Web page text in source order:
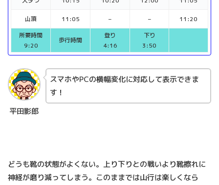
山頂 11:05 – –
11:20
所要時間
9:20
歩行時間
登り
4:16
下り
3:50
平田影郎
スマホやPCの横幅変化に対応して表示できま
す！
どうも靴の状態がよくない。上り下りとの戦いより靴擦れに
神経が磨り減ってしまう。このままでは山行は楽しくなら